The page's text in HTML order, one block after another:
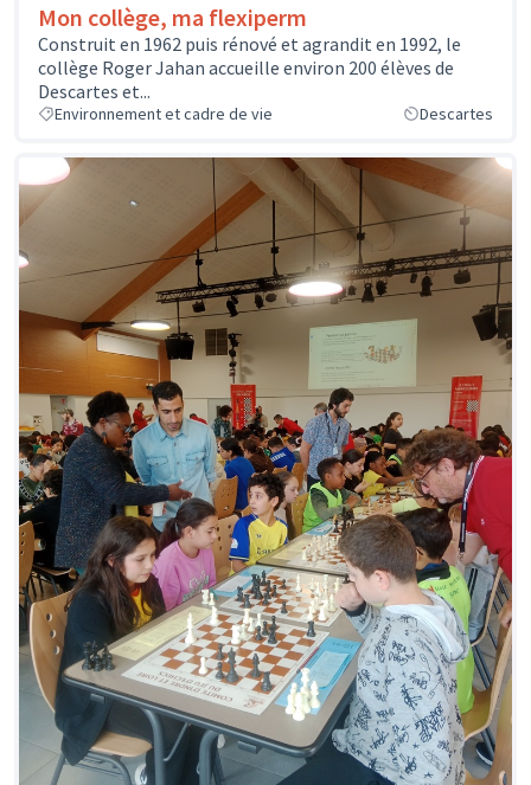
Mon collège, ma flexiperm
Construit en 1962 puis rénové et agrandit en 1992, le
collège Roger Jahan accueille environ 200 élèves de
Descartes et...
Environnement et cadre de vie Descartes